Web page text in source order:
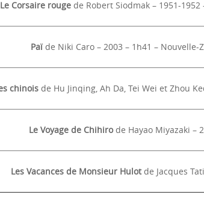
Le Corsaire rouge de Robert Siodmak – 1951-
Païde Niki Caro – 2003 – 1h41 – Nouvelle-
chinoisde Hu Jinqing, Ah Da, Tei Wei et Zhou
Le Voyage de Chihirode Hayao Miyazaki –
Les Vacances de Monsieur Hulotde Jacques